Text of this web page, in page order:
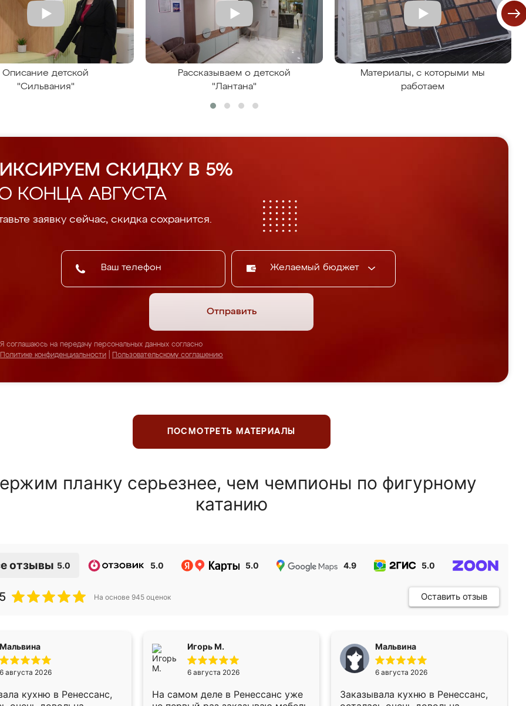
Описание детской
"Сильвания"
Рассказываем о детской
"Лантана"
Материалы, с которыми мы
работаем
СКИДКУ В 5%
КОНЦА АВГУСТА
заявку сейчас, скидка сохранится.
Желаемый бюджет
Отправить
Я соглашаюсь на передачу персональных данных согласно
Политике конфиденциальности
Пользовательскому соглашению
ПОСМОТРЕТЬ МАТЕРИАЛЫ
планку серьезнее, чем чемпионы по фигурному
катанию
отзывы 5.0 5.0 5.0 4.9 5.0
На основе 945 оценок Оставить отзыв
Мальвина
6 августа 2026
кухню в Ренессанс,
Игорь М.
6 августа 2026
На самом деле в Ренессанс уже
Мальвина
6 августа 2026
Заказывала кухню в Ренессанс,